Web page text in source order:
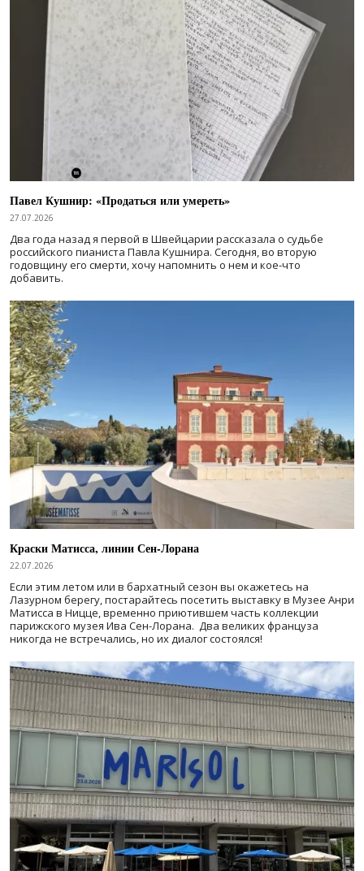
Павел Кушнир: «Продаться или умереть»
27.07.2026
Два года назад я первой в Швейцарии рассказала о судьбе
российского пианиста Павла Кушнира. Сегодня, во вторую
годовщину его смерти, хочу напомнить о нем и кое-что
добавить.
Краски Матисса, линии Сен-Лорана
22.07.2026
Если этим летом или в бархатный сезон вы окажетесь на
Лазурном берегу, постарайтесь посетить выставку в Музее Анри
Матисса в Ницце, временно приютившем часть коллекции
парижского музея Ива Сен-Лорана. Два великих француза
никогда не встречались, но их диалог состоялся!